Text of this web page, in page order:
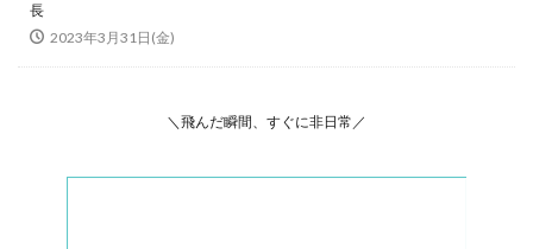
長
2023年3月31日(金)
＼飛んだ瞬間、すぐに非日常／